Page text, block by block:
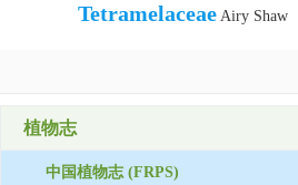
Tetramelaceae Airy Shaw
植物志
中国植物志 (FRPS)